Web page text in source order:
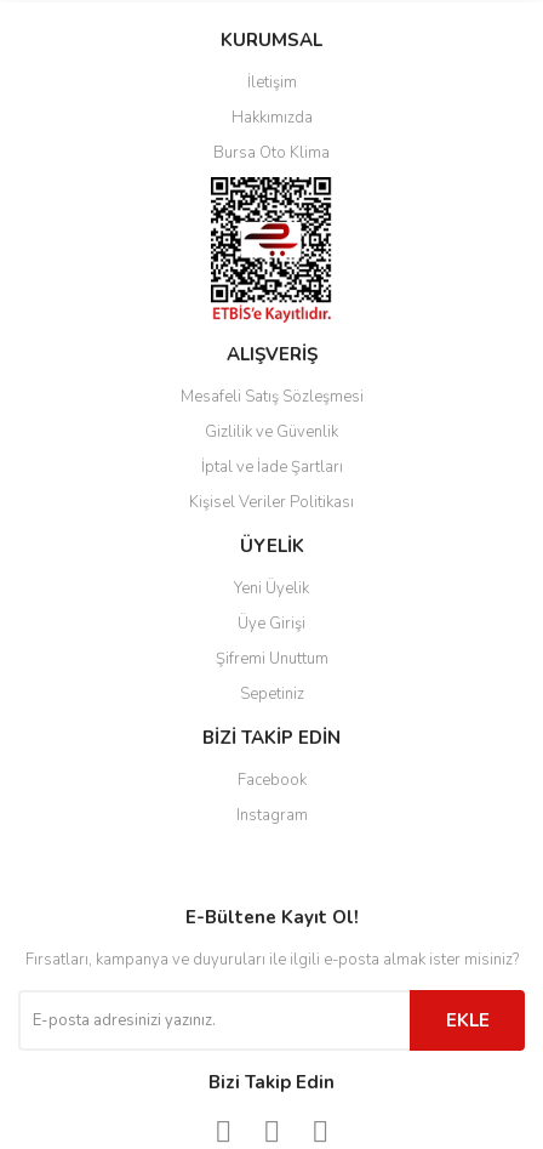
Bu ürüne ilk yorumu siz yapın!
Yorum Yaz
KURUMSAL
İletişim
Hakkımızda
Bursa Oto Klima
ALIŞVERİŞ
Mesafeli Satış Sözleşmesi
Gizlilik ve Güvenlik
İptal ve İade Şartları
Kişisel Veriler Politikası
ÜYELİK
Yeni Üyelik
Üye Girişi
Şifremi Unuttum
Sepetiniz
BİZİ TAKİP EDİN
Facebook
Instagram
E-Bültene Kayıt Ol!
Fırsatları, kampanya ve duyuruları ile ilgili e-posta almak ister misiniz?
EKLE
Bizi Takip Edin